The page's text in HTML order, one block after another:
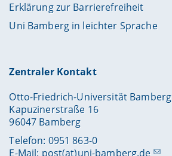
Erklärung zur Barrierefreiheit
Uni Bamberg in leichter Sprache
Zentraler Kontakt
Otto-Friedrich-Universität Bamberg
Kapuzinerstraße 16
96047 Bamberg
Telefon: 0951 863-0
E-Mail: post(at)uni-bamberg.de